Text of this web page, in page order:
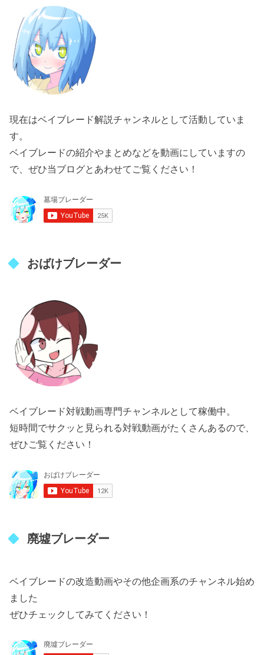
現在はベイブレード解説チャンネルとして活動していま
す。
ベイブレードの紹介やまとめなどを動画にしていますの
で、ぜひ当ブログとあわせてご覧ください！
おばけブレーダー
ベイブレード対戦動画専門チャンネルとして稼働中。
短時間でサクッと見られる対戦動画がたくさんあるので、
ぜひご覧ください！
廃墟ブレーダー
ベイブレードの改造動画やその他企画系のチャンネル始め
ました
ぜひチェックしてみてください！